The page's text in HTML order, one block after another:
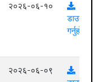
२०२६-०६-१०
डाउनलोड
गर्नुहोस्
२०२६-०६-०९